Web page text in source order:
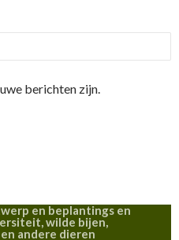
berichten zijn.
en beplantings en
wilde bijen,
andere dieren